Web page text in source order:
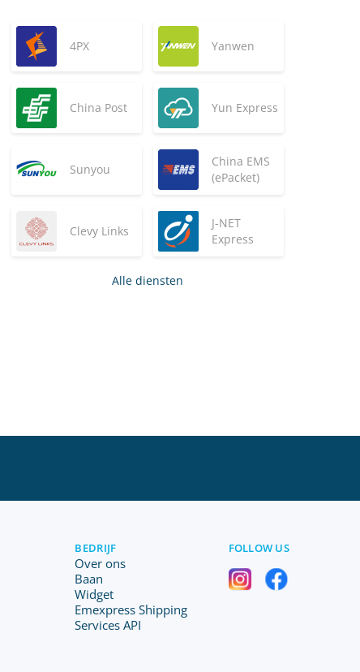
4PX Yanwen
China Post Yun Express
Sunyou
China EMS
(ePacket)
Clevy Links
J-NET
Express
Alle diensten
BEDRIJF
Over ons
Baan
Widget
Emexpress Shipping
Services API
FOLLOW US